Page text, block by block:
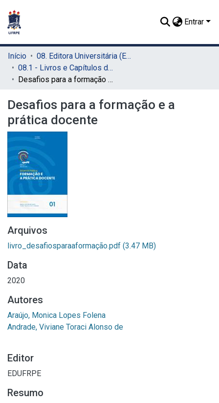
Entrar
Início
08. Editora Universitária (EDUFRPE)
08.1 - Livros e Capítulos de Livros (EDUFRPE)
Desafios para a formação e a prática docente
Desafios para a formação e a
prática docente
Arquivos
livro_desafiosparaaformação.pdf (3.47 MB)
Data
2020
Autores
Araújo, Monica Lopes Folena
Andrade, Viviane Toraci Alonso de
Editor
EDUFRPE
Resumo